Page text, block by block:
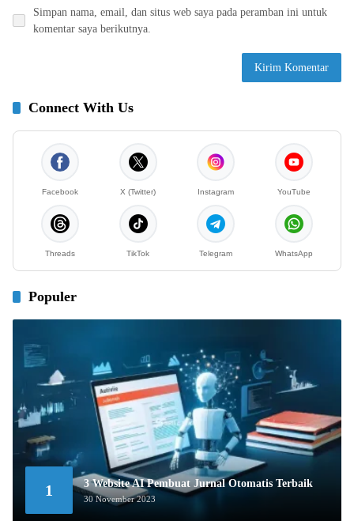
Simpan nama, email, dan situs web saya pada peramban ini untuk
komentar saya berikutnya.
Connect With Us
Facebook X (Twitter) Instagram YouTube
Threads TikTok Telegram WhatsApp
Populer
1 3 Website AI Pembuat Jurnal Otomatis Terbaik
30 November 2023